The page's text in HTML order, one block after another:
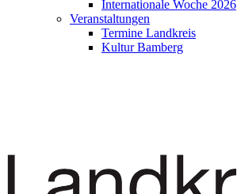
Internationale Woche 2026
Veranstaltungen
Termine Landkreis
Kultur Bamberg